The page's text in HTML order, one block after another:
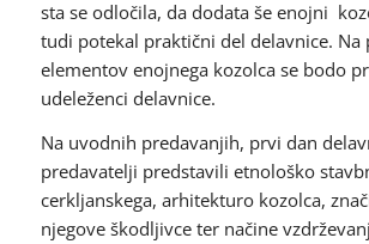
sta se odločila, da dodata še enojni
tudi potekal praktični del delavnice. Na
elementov enojnega kozolca se bodo
udeleženci delavnice.
Na uvodnih predavanjih, prvi dan
predavatelji predstavili etnološko
cerkljanskega, arhitekturo kozolca,
njegove škodljivce ter načine